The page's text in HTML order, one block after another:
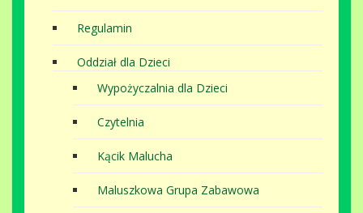
Regulamin
Oddział dla Dzieci
Wypożyczalnia dla Dzieci
Czytelnia
Kącik Malucha
Maluszkowa Grupa Zabawowa